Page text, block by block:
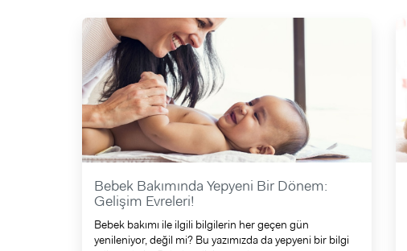
Bebek Bakımında Yepyeni Bir Dönem:
Gelişim Evreleri!
Bebek bakımı ile ilgili bilgilerin her geçen gün
yenileniyor, değil mi? Bu yazımızda da yepyeni bir bilgi